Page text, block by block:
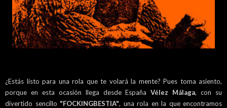
¿Estás listo para una rola que te volará la mente? Pues toma asiento,
porque en esta ocasión llega desde EspañaVélez Málaga, con su
divertido sencillo "FOCKINGBESTIA", una rola en la que encontramos